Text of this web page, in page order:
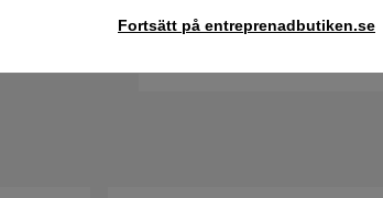
Fortsätt på entreprenadbutiken.se
En guldfärgad sidolänk gör